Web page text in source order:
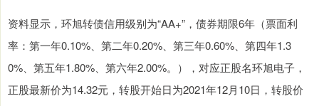
资料显示，环旭转债信用级别为“AA+”，债券期限6年（票面利
率：第一年0.10%、第二年0.20%、第三年0.60%、第四年1.3
0%、第五年1.80%、第六年2.00%。），对应正股名环旭电子，
正股最新价为14.32元，转股开始日为2021年12月10日，转股价